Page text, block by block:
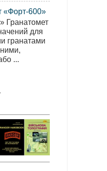
«Форт-600»
Гранатомет
для
гранатами
...